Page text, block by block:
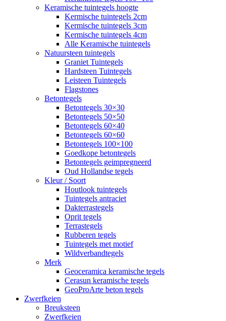
Keramische tuintegels hoogte
Kermische tuintegels 2cm
Kermische tuintegels 3cm
Kermische tuintegels 4cm
Alle Keramische tuintegels
Natuursteen tuintegels
Graniet Tuintegels
Hardsteen Tuintegels
Leisteen Tuintegels
Flagstones
Betontegels
Betontegels 30×30
Betontegels 50×50
Betontegels 60×40
Betontegels 60×60
Betontegels 100×100
Goedkope betontegels
Betontegels geimpregneerd
Oud Hollandse tegels
Kleur / Soort
Houtlook tuintegels
Tuintegels antraciet
Dakterrastegels
Oprit tegels
Terrastegels
Rubberen tegels
Tuintegels met motief
Wildverbandtegels
Merk
Geoceramica keramische tegels
Cerasun keramische tegels
GeoProArte beton tegels
Zwerfkeien
Breuksteen
Zwerfkeien